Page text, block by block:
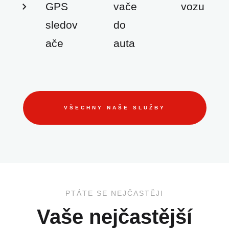
GPS
sledov
ače
vače
do
auta
vozu
VŠECHNY NAŠE SLUŽBY
PTÁTE SE NEJČASTĚJI
Vaše nejčastější